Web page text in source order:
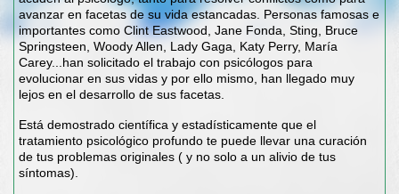
avanzar en facetas de su vida estancadas. Personas famosas e
importantes como Clint Eastwood, Jane Fonda, Sting, Bruce
Springsteen, Woody Allen, Lady Gaga, Katy Perry, María
Carey...han solicitado el trabajo con psicólogos para
evolucionar en sus vidas y por ello mismo, han llegado muy
lejos en el desarrollo de sus facetas.
Está demostrado científica y estadísticamente que el
tratamiento psicológico profundo te puede llevar una curación
de tus problemas originales ( y no solo a un alivio de tus
síntomas).